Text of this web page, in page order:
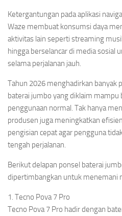
Ketergantungan pada aplikasi
Waze membuat konsumsi daya
aktivitas lain seperti streaming
hingga berselancar di media sosial
selama perjalanan jauh.
Tahun 2026 menghadirkan banyak
baterai jumbo yang diklaim
penggunaan normal. Tak hanya
produsen juga meningkatkan
pengisian cepat agar pengguna
tengah perjalanan.
Berikut delapan ponsel baterai
dipertimbangkan untuk menemani
1. Tecno Pova 7 Pro
Tecno Pova 7 Pro hadir dengan